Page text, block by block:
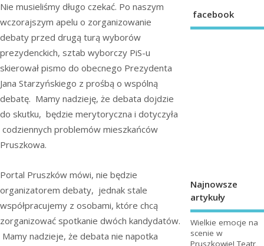
Nie musieliśmy długo czekać. Po naszym
wczorajszym apelu o zorganizowanie
debaty przed drugą turą wyborów
prezydenckich, sztab wyborczy PiS-u
skierował pismo do obecnego Prezydenta
Jana Starzyńskiego z prośbą o wspólną
debatę. Mamy nadzieję, że debata dojdzie
do skutku, będzie merytoryczna i dotyczyła
codziennych problemów mieszkańców
Pruszkowa.
Portal Pruszków mówi, nie będzie
organizatorem debaty, jednak stale
współpracujemy z osobami, które chcą
zorganizować spotkanie dwóch kandydatów.
Mamy nadzieje, że debata nie napotka
facebook
Najnowsze
artykuły
Wielkie emocje na
scenie w
Pruszkowie! Teatr,